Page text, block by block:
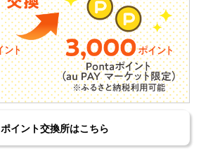
ポイント交換所はこちら